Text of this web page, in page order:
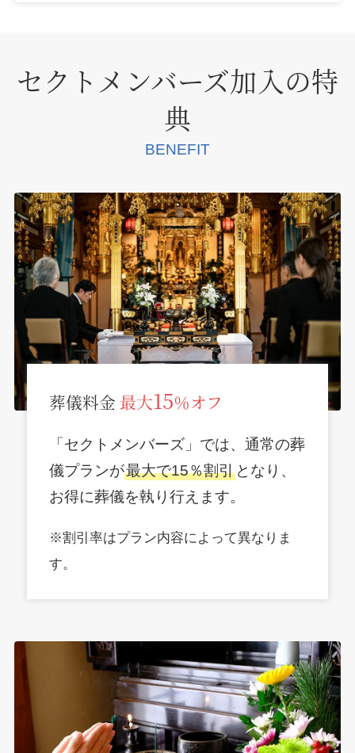
セクトメンバーズ加入の特
典
BENEFIT
葬儀料金 最大15％オフ
「セクトメンバーズ」では、通常の葬
儀プランが最大で15％割引 となり、
お得に葬儀を執り行えます。
※割引率はプラン内容によって異なりま
す。